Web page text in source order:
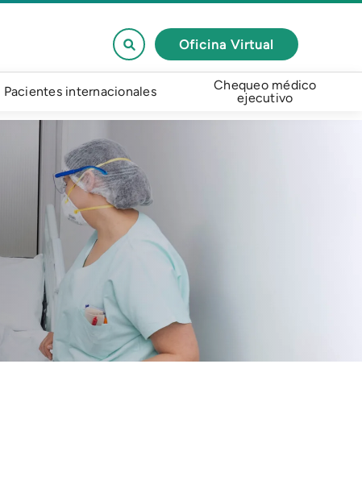
Oficina Virtual
Pacientes internacionales
Chequeo médico
ejecutivo